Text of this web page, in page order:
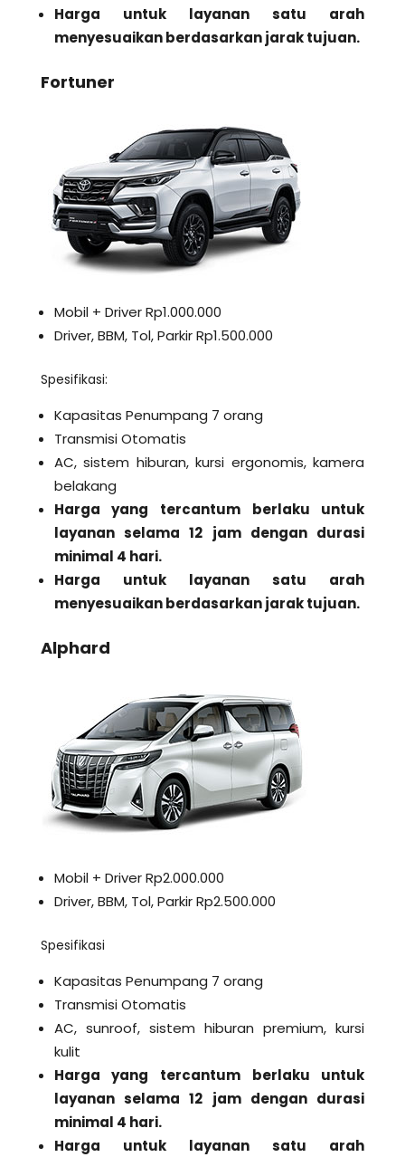
Harga untuk layanan satu arah
menyesuaikan berdasarkan jarak tujuan.
Fortuner
Mobil + Driver Rp1.000.000
Driver, BBM, Tol, Parkir Rp1.500.000
Spesifikasi:
Kapasitas Penumpang 7 orang
Transmisi Otomatis
AC, sistem hiburan, kursi ergonomis, kamera
belakang
Harga yang tercantum berlaku untuk
layanan selama 12 jam dengan durasi
minimal 4 hari.
Harga untuk layanan satu arah
menyesuaikan berdasarkan jarak tujuan.
Alphard
Mobil + Driver Rp2.000.000
Driver, BBM, Tol, Parkir Rp2.500.000
Spesifikasi
Kapasitas Penumpang 7 orang
Transmisi Otomatis
AC, sunroof, sistem hiburan premium, kursi
kulit
Harga yang tercantum berlaku untuk
layanan selama 12 jam dengan durasi
minimal 4 hari.
Harga untuk layanan satu arah